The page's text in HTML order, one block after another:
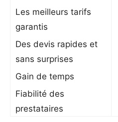
Les meilleurs tarifs
garantis
Des devis rapides et
sans surprises
Gain de temps
Fiabilité des
prestataires